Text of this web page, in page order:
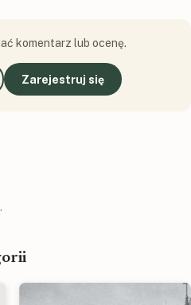
komentarz lub ocenę.
Zarejestruj się